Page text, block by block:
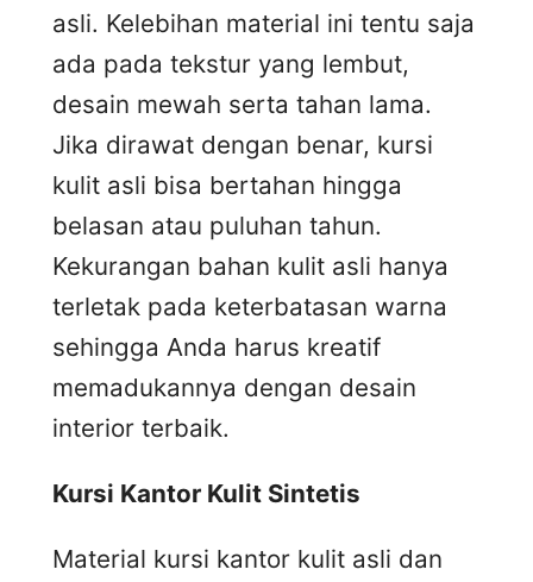
asli. Kelebihan material ini tentu saja
ada pada tekstur yang lembut,
desain mewah serta tahan lama.
Jika dirawat dengan benar, kursi
kulit asli bisa bertahan hingga
belasan atau puluhan tahun.
Kekurangan bahan kulit asli hanya
terletak pada keterbatasan warna
sehingga Anda harus kreatif
memadukannya dengan desain
interior terbaik.
Kursi Kantor Kulit Sintetis
Material kursi kantor kulit asli dan